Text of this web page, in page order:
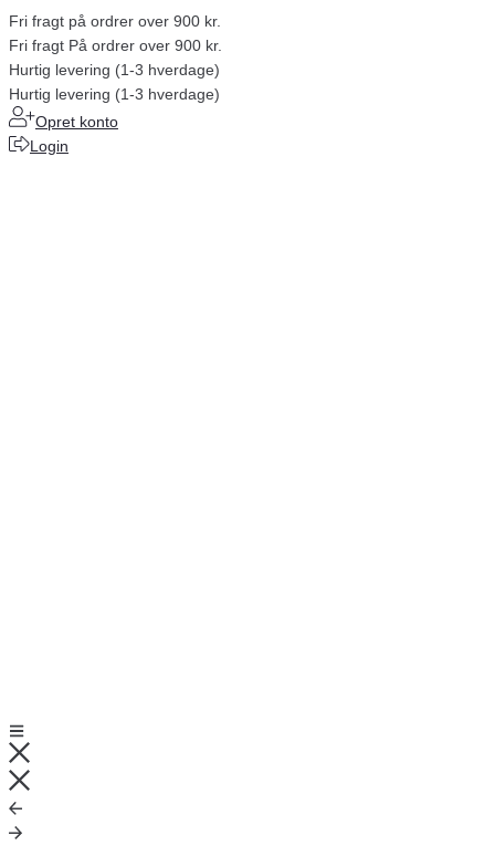
Fri fragt på ordrer over 900 kr.
Fri fragt På ordrer over 900 kr.
Hurtig levering (1-3 hverdage)
Hurtig levering (1-3 hverdage)
Opret konto
Login